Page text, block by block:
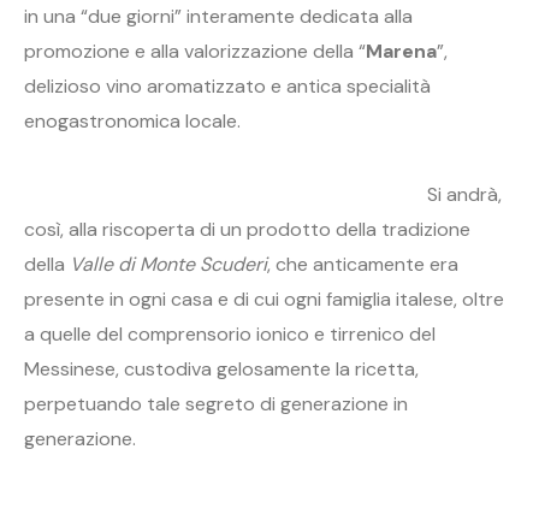
in una “due giorni” interamente dedicata alla
promozione e alla valorizzazione della “Marena”,
delizioso vino aromatizzato e antica specialità
enogastronomica locale.
Si andrà,
così, alla riscoperta di un prodotto della tradizione
della Valle di Monte Scuderi, che anticamente era
presente in ogni casa e di cui ogni famiglia italese, oltre
a quelle del comprensorio ionico e tirrenico del
Messinese, custodiva gelosamente la ricetta,
perpetuando tale segreto di generazione in
generazione.